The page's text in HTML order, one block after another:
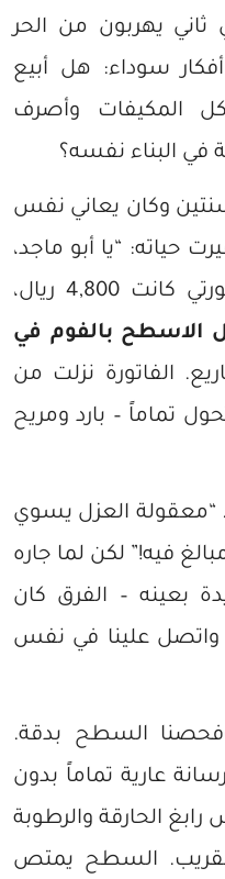
يهربون من الحر
سوداء: هل أبيع
المكيفات وأصرف
البناء نفسه؟
وكان يعاني نفس
حياته: “يا أبو ماجد،
أنا كنت مثلك بالضبط! فاتورتي كانت 4,800 ريال،
الاسطح بالفوم في
الفاتورة نزلت من
والبيت تحول تماماً – بارد ومريح
“معقولة العزل يسوي
فيه!” لكن لما جاره
بعينه – الفرق كان
واتصل علينا في نفس
24 ساعة، وفحصنا السطح بدقة.
عارية تماماً بدون
الحارقة والرطوبة
القريب. السطح يمتص